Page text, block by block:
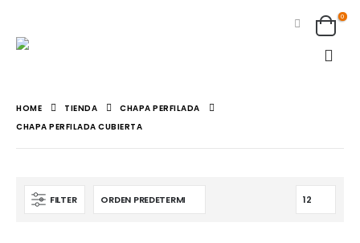
0
HOME TIENDA
CHAPA PERFILADA
CHAPA PERFILADA CUBIERTA
FILTER